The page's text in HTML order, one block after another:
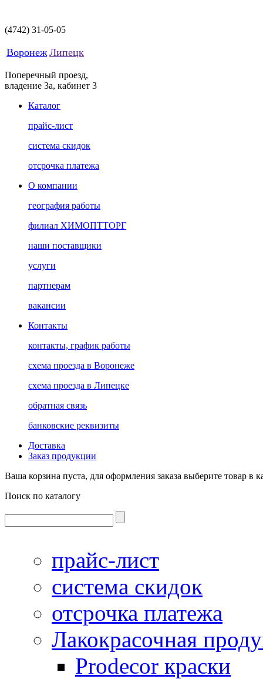
(4742) 31-05-05
Воронеж Липецк
Поперечный проезд,
владение 3а, кабинет 3
Каталог
прайс-лист
система скидок
отсрочка платежа
О компании
география работы
филиал ХИМОПТТОРГ
наши поставщики
услуги
партнерам
вакансии
Контакты
контакты, график работы
схема проезда в Воронеже
схема проезда в Липецке
обратная связь
банковские реквизиты
Доставка
Заказ продукции
Ваша корзина пуста, для оформления заказа выберите товар в
Поиск по каталогу
прайс-лист
система скидок
отсрочка платежа
Лакокрасочная
Prodecor краски